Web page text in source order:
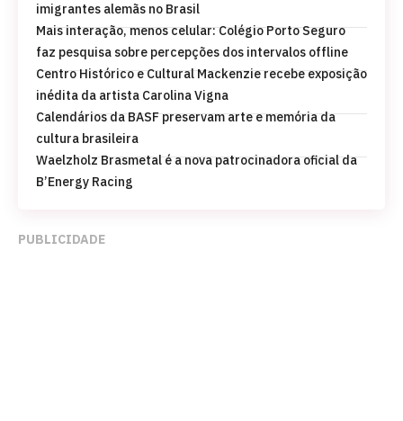
imigrantes alemãs no Brasil
Mais interação, menos celular: Colégio Porto Seguro
faz pesquisa sobre percepções dos intervalos offline
Centro Histórico e Cultural Mackenzie recebe exposição
inédita da artista Carolina Vigna
Calendários da BASF preservam arte e memória da
cultura brasileira
Waelzholz Brasmetal é a nova patrocinadora oficial da
B’Energy Racing
PUBLICIDADE